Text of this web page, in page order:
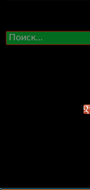
Найти: